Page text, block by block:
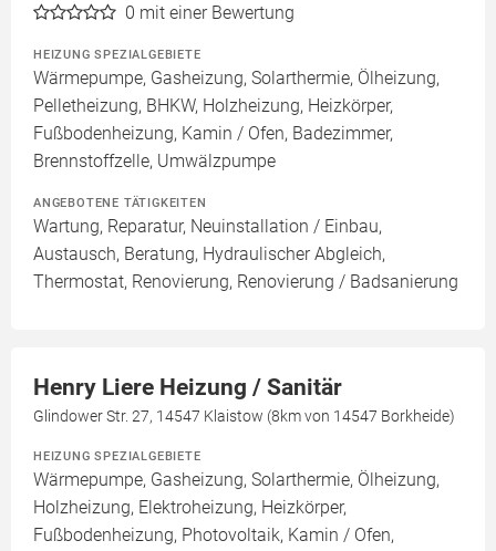
0 mit einer Bewertung
HEIZUNG SPEZIALGEBIETE
Wärmepumpe, Gasheizung, Solarthermie, Ölheizung,
Pelletheizung, BHKW, Holzheizung, Heizkörper,
Fußbodenheizung, Kamin / Ofen, Badezimmer,
Brennstoffzelle, Umwälzpumpe
ANGEBOTENE TÄTIGKEITEN
Wartung, Reparatur, Neuinstallation / Einbau,
Austausch, Beratung, Hydraulischer Abgleich,
Thermostat, Renovierung, Renovierung / Badsanierung
Henry Liere Heizung / Sanitär
Glindower Str. 27, 14547 Klaistow (8km von 14547 Borkheide)
HEIZUNG SPEZIALGEBIETE
Wärmepumpe, Gasheizung, Solarthermie, Ölheizung,
Holzheizung, Elektroheizung, Heizkörper,
Fußbodenheizung, Photovoltaik, Kamin / Ofen,